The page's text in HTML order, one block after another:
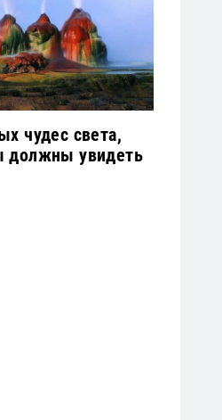
чудес света,
должны увидеть